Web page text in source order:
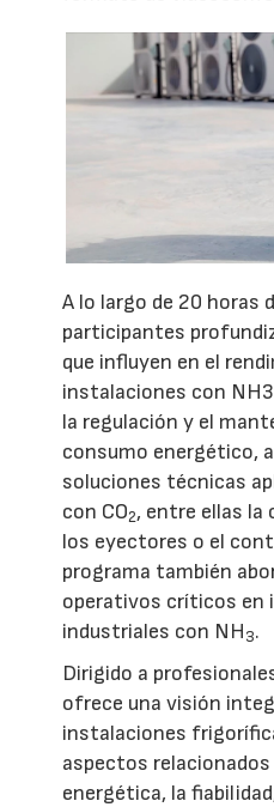
A lo largo de 20 horas
participantes
que influyen en el
instalaciones con
la regulación y el
consumo energético,
soluciones técnicas
con CO2, entre ellas la
los eyectores o el
programa también
operativos críticos en
industriales con NH3.
Dirigido a
ofrece una visión
instalaciones
aspectos
energética, la